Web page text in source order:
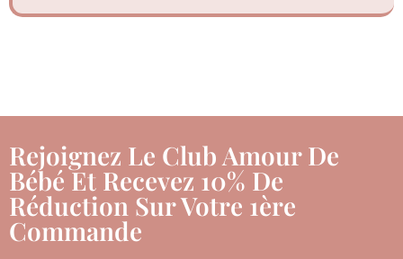
Rejoignez Le Club Amour De
Bébé Et Recevez 10% De
Réduction Sur Votre 1ère
Commande